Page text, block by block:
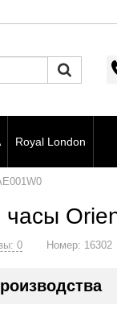
Royal London
0 Номер: 16302